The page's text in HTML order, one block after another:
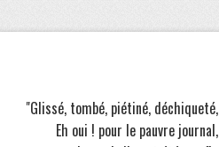
"Glissé, tombé, piétiné, déchiqueté,
Eh oui ! pour le pauvre journal,